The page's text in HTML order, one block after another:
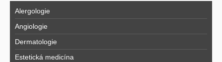
Alergologie
Angiologie
Dermatologie
Estetická medicína